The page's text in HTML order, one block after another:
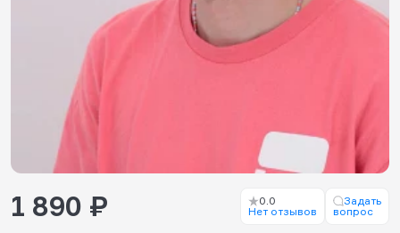
1 890 ₽
0.0
Нет отзывов
Задать
вопрос